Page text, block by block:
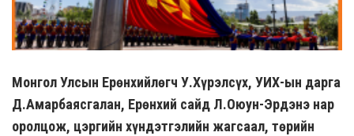
Монгол Улсын Ерөнхийлөгч У.Хүрэлсүх, УИХ-ын дарга
Д.Амарбаясгалан, Ерөнхий сайд Л.Оюун-Эрдэнэ нар
оролцож, цэргийн хүндэтгэлийн жагсаал, төрийн